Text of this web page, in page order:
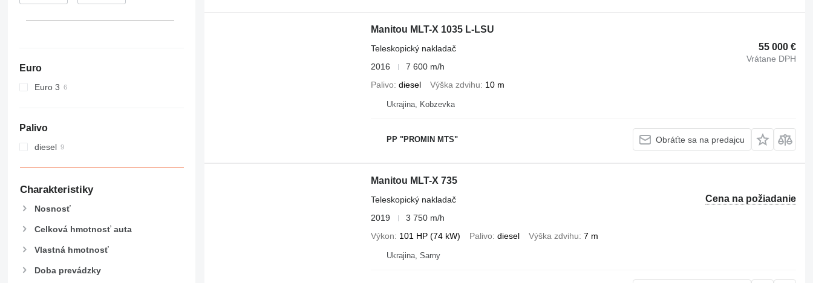
Euro
Euro 3
Palivo
diesel
Charakteristiky
Nosnosť
Celková hmotnosť auta
Vlastná hmotnosť
Doba prevádzky
Manitou MLT-X 1035 L-LSU
55 000 €
Vrátane DPH
Teleskopický nakladač
2016
7 600 m/h
Palivo diesel Výška zdvihu 10 m
Ukrajina, Kobzevka
PP "PROMIN MTS" Obráťte sa na predajcu
Manitou MLT-X 735
Cena na požiadanie
Teleskopický nakladač
2019
3 750 m/h
Výkon
101 HP (74 kW) Palivo diesel Výška zdvihu 7 m
Ukrajina, Sarny